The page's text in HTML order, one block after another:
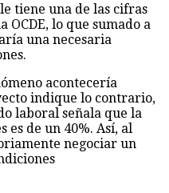
tiene una de las cifras
OCDE, lo que sumado a
una necesaria
acontecería
indique lo contrario,
laboral señala que la
de un 40%. Así, al
negociar un